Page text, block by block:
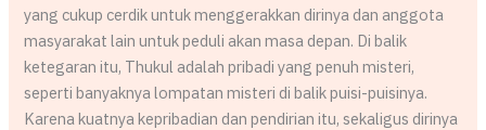
yang cukup cerdik untuk menggerakkan dirinya dan anggota
masyarakat lain untuk peduli akan masa depan. Di balik
ketegaran itu, Thukul adalah pribadi yang penuh misteri,
seperti banyaknya lompatan misteri di balik puisi-puisinya.
Karena kuatnya kepribadian dan pendirian itu, sekaligus dirinya